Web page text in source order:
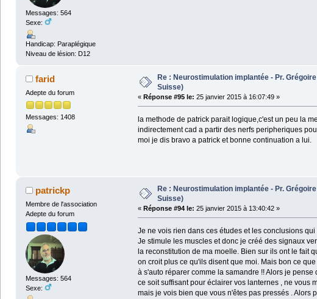
Messages: 564
Sexe:
Handicap: Paraplégique
Niveau de lésion: D12
farid
Adepte du forum
Messages: 1408
Re : Neurostimulation implantée - Pr.
Suisse)
« Réponse #95 le: 25 janvier 2015 à 16:07:49 »
la methode de patrick parait logique,c'est un peu la
indirectement cad a partir des nerfs peripheriques
moi je dis bravo a patrick et bonne continuation a lui.
patrickp
Membre de l'association
Adepte du forum
Messages: 564
Sexe:
Re : Neurostimulation implantée - Pr.
Suisse)
« Réponse #94 le: 25 janvier 2015 à 13:40:42 »
Je ne vois rien dans ces études et les conclusions
Je stimule les muscles et donc je créé des signaux
la reconstitution de ma moelle. Bien sur ils ont le fait
on croit plus ce qu'ils disent que moi. Mais bon ce
à s'auto réparer comme la samandre !! Alors je
ce soit suffisant pour éclairer vos lanternes , ne vous
mais je vois bien que vous n'êtes pas pressés . Alors